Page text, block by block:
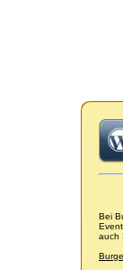
Bei
auch